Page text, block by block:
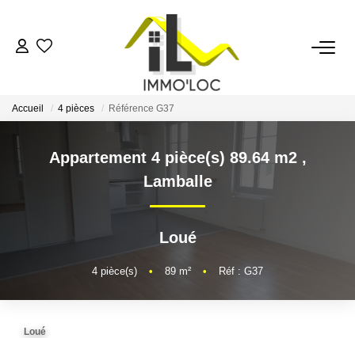
ACCUEIL
LOUER
FAIRE GÉRER
AVIS CLIENTS
Accueil 4 pièces Référence G37
Appartement 4 pièce(s) 89.64 m2 ,
Lamballe
Loué
4 pièce(s) • 89 m² • Réf : G37
Loué